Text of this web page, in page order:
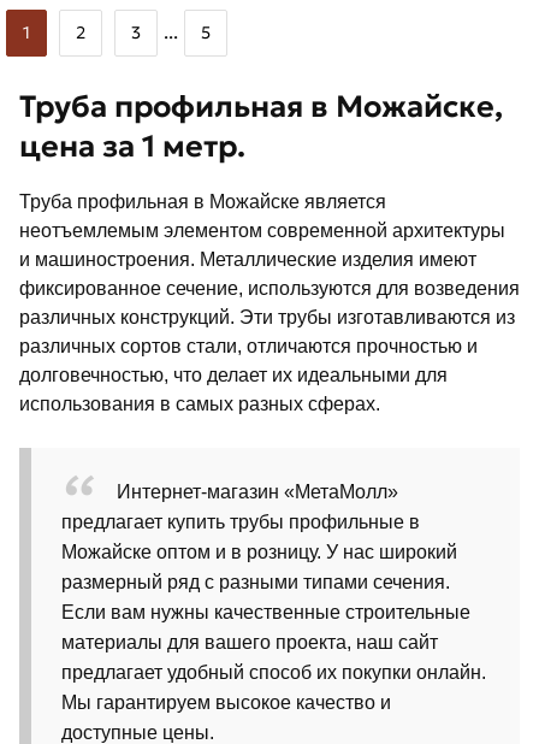
1 2 3 ... 5
Труба профильная в Можайске,
цена за 1 метр.
Труба профильная в Можайске является
неотъемлемым элементом современной архитектуры
и машиностроения. Металлические изделия имеют
фиксированное сечение, используются для возведения
различных конструкций. Эти трубы изготавливаются из
различных сортов стали, отличаются прочностью и
долговечностью, что делает их идеальными для
использования в самых разных сферах.
Интернет-магазин «МетаМолл»
предлагает купить трубы профильные в
Можайске оптом и в розницу. У нас широкий
размерный ряд с разными типами сечения.
Если вам нужны качественные строительные
материалы для вашего проекта, наш сайт
предлагает удобный способ их покупки онлайн.
Мы гарантируем высокое качество и
доступные цены.